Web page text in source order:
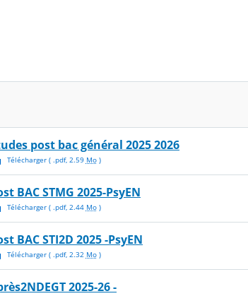
post bac général 2025 2026
Télécharger( .pdf, 2.59 Mo)
BAC STMG 2025-PsyEN
Télécharger( .pdf, 2.44 Mo)
BAC STI2D 2025 -PsyEN
Télécharger( .pdf, 2.32 Mo)
2025-26 -